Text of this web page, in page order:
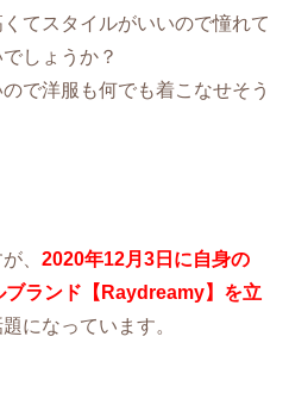
てスタイルがいいので憧れて
しょうか？
で洋服も何でも着こなせそう
、 2020年12月3日に自身の
ランド【Raydreamy】を立
になっています。